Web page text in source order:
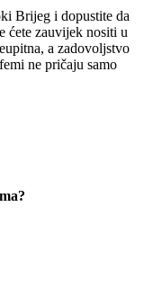
Brijeg i dopustite da
ćete zauvijek nositi u
a zadovoljstvo
ne pričaju samo